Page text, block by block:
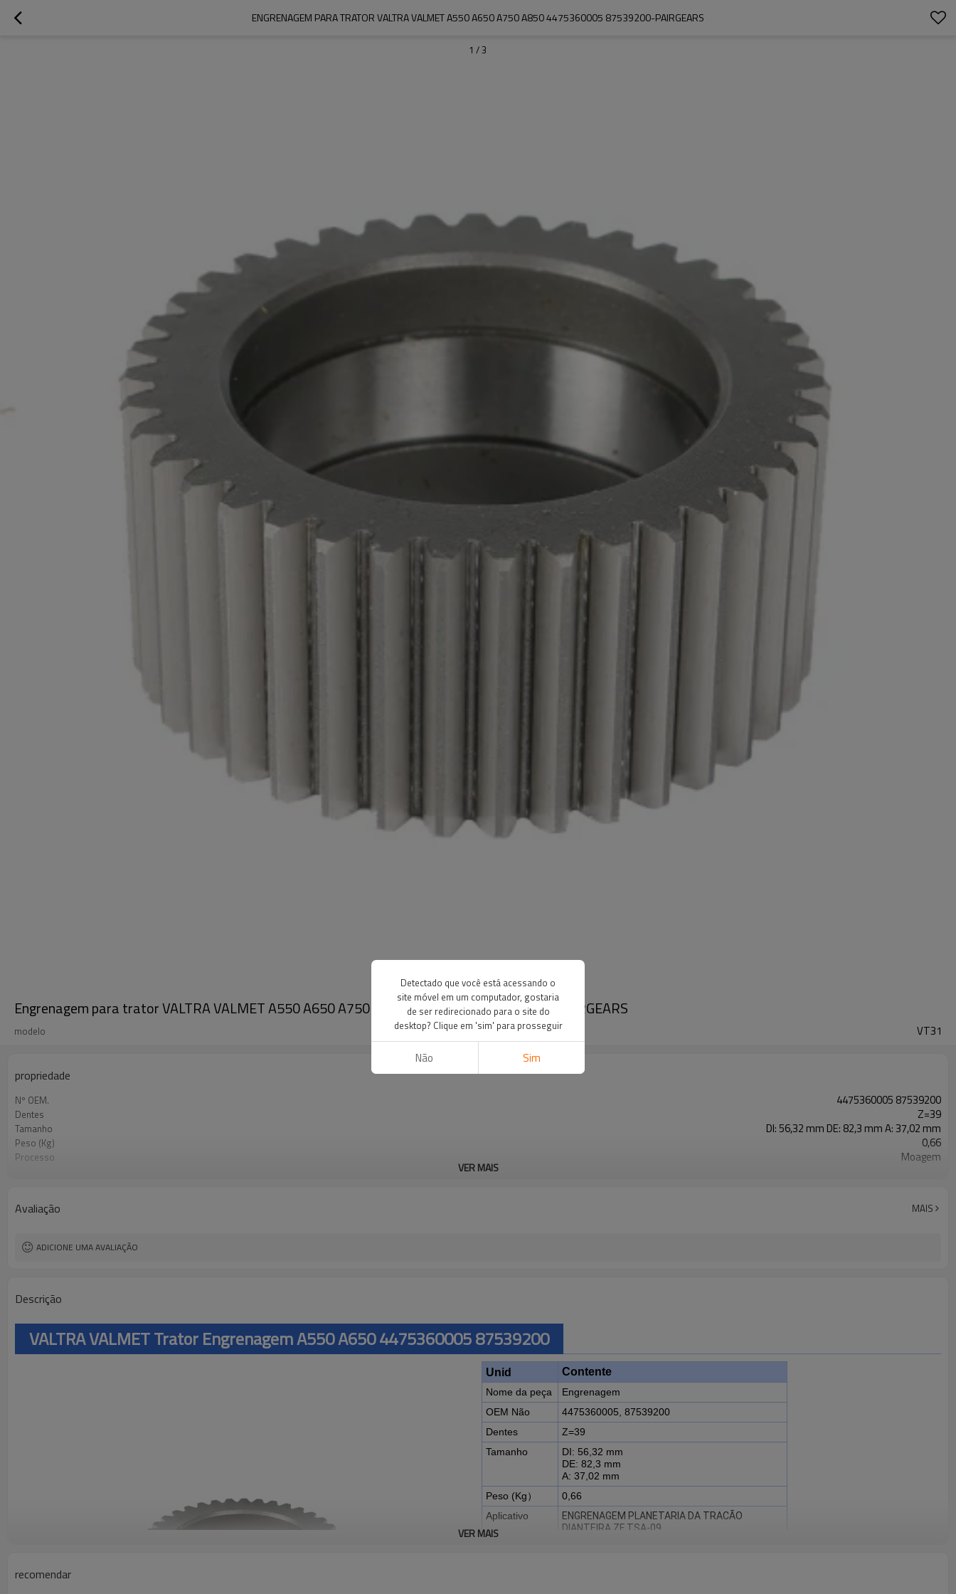
ENGRENAGEM PARA TRATOR VALTRA VALMET A550 A650 A750 A850 4475360005 87539200-PAIRGEARS
1 /3
Engrenagem para trator VALTRA VALMET A550 A650 A750 A850 4475360005 87539200-PAIRGEARS
modelo VT31
propriedade
Nº OEM. 4475360005 87539200
Dentes Z=39
Tamanho DI: 56,32 mm DE: 82,3 mm A: 37,02 mm
Peso (Kg) 0,66
Processo Moagem
Tratamento de superfície Granalhamento
VER MAIS
Avaliação MAIS
ADICIONE UMA AVALIAÇÃO
Descrição
VALTRA VALMET Trator Engrenagem A550 A650 4475360005 87539200
Unid Contente
Nome da peça
Engrenagem
OEM Não
4475360005, 87539200
Dentes
Z=39
Tamanho
DI: 56,32 mm
DE: 82,3 mm
A: 37,02 mm
Peso (Kg）
0,66
Aplicativo
ENGRENAGEM PLANETARIA DA TRACÃO
DIANTEIRA ZF TSA-09
VER MAIS
recomendar
Detectado que você está acessando o
site móvel em um computador, gostaria
de ser redirecionado para o site do
desktop? Clique em 'sim' para prosseguir
Não Sim